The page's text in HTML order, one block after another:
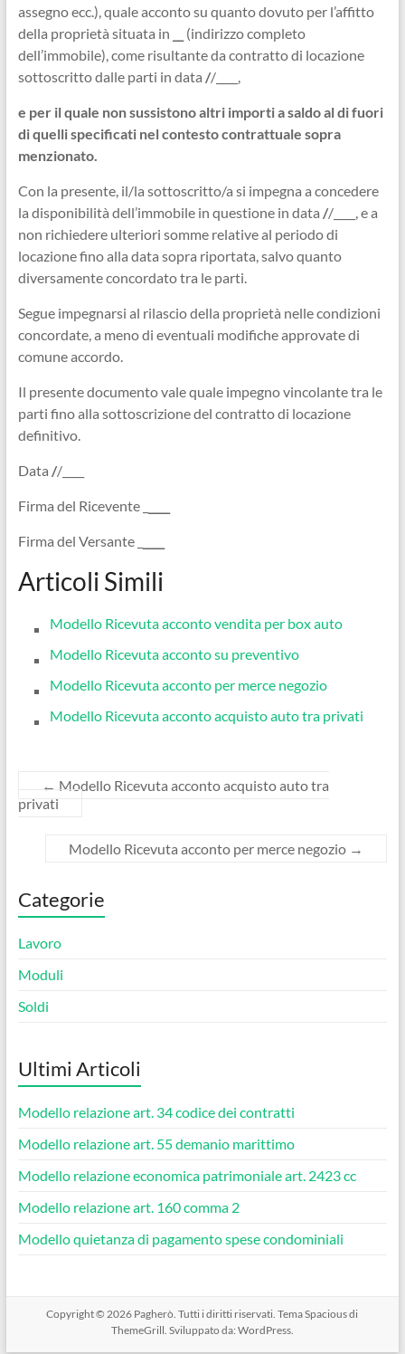
assegno ecc.), quale acconto su quanto dovuto per l’affitto
della proprietà situata in
(indirizzo completo
dell’immobile), come risultante da contratto di locazione
sottoscritto dalle parti in data //____,
e per il quale non sussistono altri importi a saldo al di fuori
di quelli specificati nel contesto contrattuale sopra
menzionato.
Con la presente, il/la sottoscritto/a si impegna a concedere
la disponibilità dell’immobile in questione in data //____, e a
non richiedere ulteriori somme relative al periodo di
locazione fino alla data sopra riportata, salvo quanto
diversamente concordato tra le parti.
Segue impegnarsi al rilascio della proprietà nelle condizioni
concordate, a meno di eventuali modifiche approvate di
comune accordo.
Il presente documento vale quale impegno vincolante tra le
parti fino alla sottoscrizione del contratto di locazione
definitivo.
Data //____
Firma del Ricevente _
Firma del Versante _
Articoli Simili
Modello Ricevuta acconto vendita per box auto
Modello Ricevuta acconto su preventivo
Modello Ricevuta acconto per merce negozio
Modello Ricevuta acconto acquisto auto tra privati
← Modello Ricevuta acconto acquisto auto tra
privati
Modello Ricevuta acconto per merce negozio →
Categorie
Lavoro
Moduli
Soldi
Ultimi Articoli
Modello relazione art. 34 codice dei contratti​
Modello relazione art. 55 demanio marittimo​
Modello relazione economica patrimoniale art. 2423 cc​
Modello relazione art. 160 comma 2​
Modello quietanza di pagamento spese condominiali​
Copyright © 2026 Pagherò. Tutti i diritti riservati. TemaSpaciousdi
ThemeGrill. Sviluppato da: WordPress.